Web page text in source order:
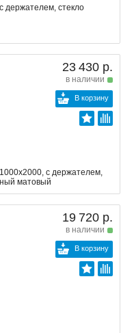
держателем, стекло
23 430 р.
в наличии
В корзину
с держателем,
матовый
19 720 р.
в наличии
В корзину